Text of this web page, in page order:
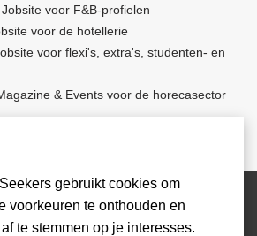
Jobsite voor F&B-profielen
voor de hotellerie
voor flexi's, extra's, studenten- en
& Events voor de horecasector
gebruikt cookies om
voorkeuren te onthouden en
te stemmen op je interesses.